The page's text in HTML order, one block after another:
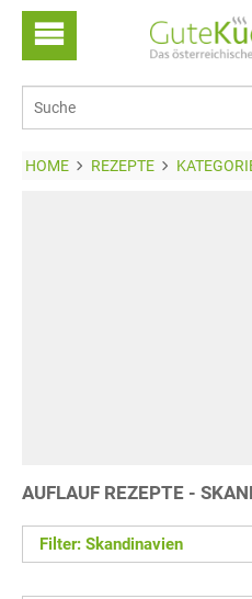
HOME REZEPTE
AUFLAUF REZEPTE -
Filter: Skandinavien